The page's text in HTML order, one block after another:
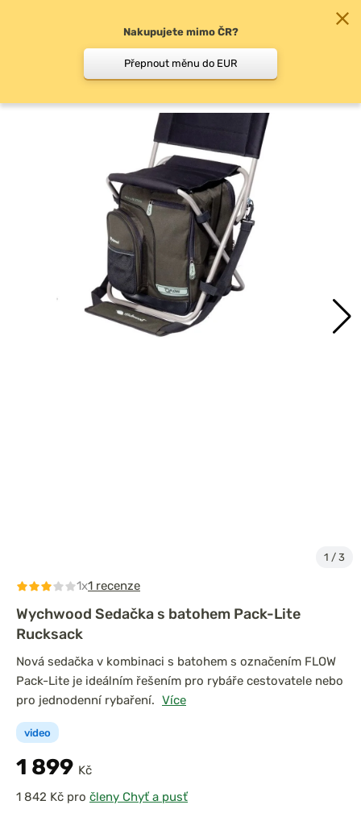
Rybářské sedačky a křesla
1 / 3
1x1 recenze
Wychwood Sedačka s batohem Pack-Lite
Rucksack
video
Nová sedačka v kombinaci s batohem s označením FLOW
Pack-Lite je ideálním řešením pro rybáře cestovatele nebo
pro jednodenní rybaření. Více
1 899 Kč
pro členy Chyť a pusť
Nakupujete mimo ČR?
Přepnout měnu do EUR